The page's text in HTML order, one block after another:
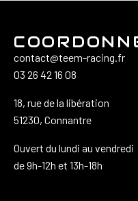
contact@teem-racing.fr
03 26 42 16 08
18, rue de la libération
51230, Connantre
Ouvert du lundi au vendredi
de 9h-12h et 13h-18h